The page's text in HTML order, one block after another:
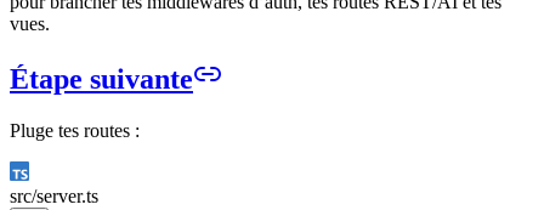
vues.
Étape suivante
Pluge tes routes :
src/server.ts